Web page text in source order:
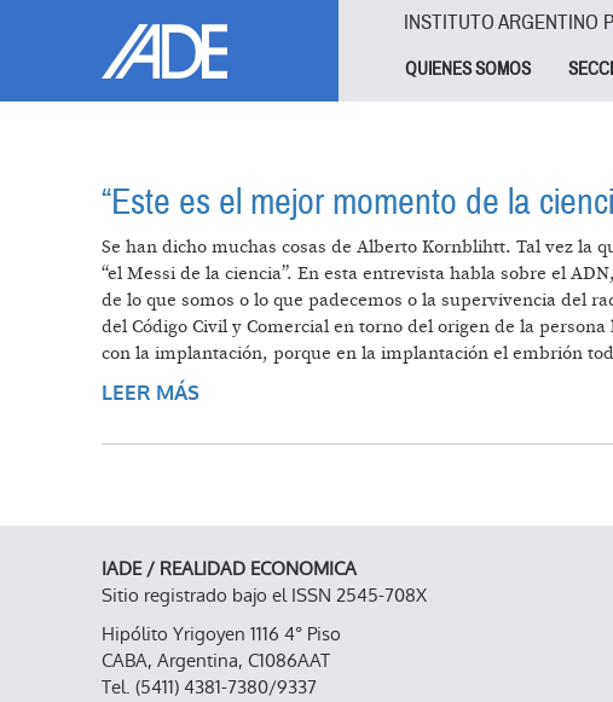
INSTITUTO ARGENTINO
QUIENES SOMOS
“Este es el mejor momento de la
Se han dicho muchas cosas de Alberto Kornblihtt. Tal vez la
“el Messi de la ciencia”. En esta entrevista habla sobre el
de lo que somos o lo que padecemos o la supervivencia del
del Código Civil y Comercial en torno del origen de la
con la implantación, porque en la implantación el embrión
LEER MÁS
IADE / REALIDAD ECONOMICA
Sitio registrado bajo el ISSN 2545-708X
Hipólito Yrigoyen 1116 4° Piso
CABA, Argentina, C1086AAT
Tel. (5411) 4381-7380/9337